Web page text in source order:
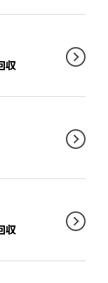
収
収